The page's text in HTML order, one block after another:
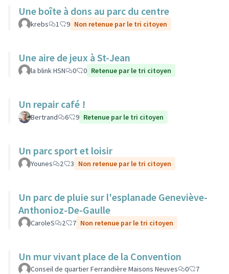
Une boîte à dons au parc du centre
krebs 1 9 Non retenue par le tri citoyen
Une aire de jeux à St-Jean
la blink HSN 0 0 Retenue par le tri citoyen
Un repair café !
Bertrand 6 9 Retenue par le tri citoyen
Un parc sport et loisir
Younes 2 3 Non retenue par le tri citoyen
Un parc de pluie sur l'esplanade Geneviève-
Anthonioz-De-Gaulle
CaroleS 2 7 Non retenue par le tri citoyen
Un mur vivant place de la Convention
Conseil de quartier Ferrandière Maisons Neuves 0
7